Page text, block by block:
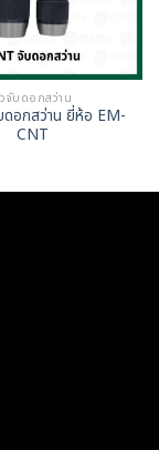
จับดอกสว่าน
อกสว่าน ยี่ห้อ EM-
CNT